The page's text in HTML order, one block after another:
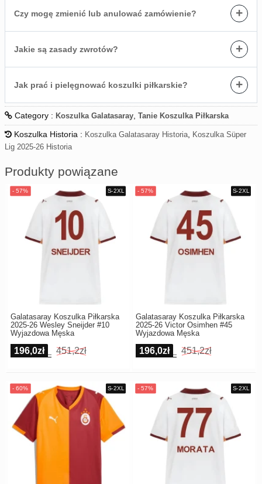
Czy mogę zmienić lub anulować zamówienie? +
Jakie są zasady zwrotów? +
Jak prać i pielęgnować koszulki piłkarskie? +
Category : Koszulka Galatasaray, Tanie Koszulka Piłkarska
Koszulka Historia : Koszulka Galatasaray Historia, Koszulka Süper
Lig 2025-26 Historia
Produkty powiązane
Galatasaray Koszulka Piłkarska
2025-26 Wesley Sneijder #10
Wyjazdowa Męska
196,0zł 451,2zł
Galatasaray Koszulka Piłkarska
2025-26 Victor Osimhen #45
Wyjazdowa Męska
196,0zł 451,2zł